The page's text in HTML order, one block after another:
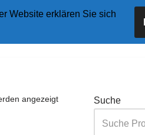
angezeigt Suche
Website erklären Sie sich